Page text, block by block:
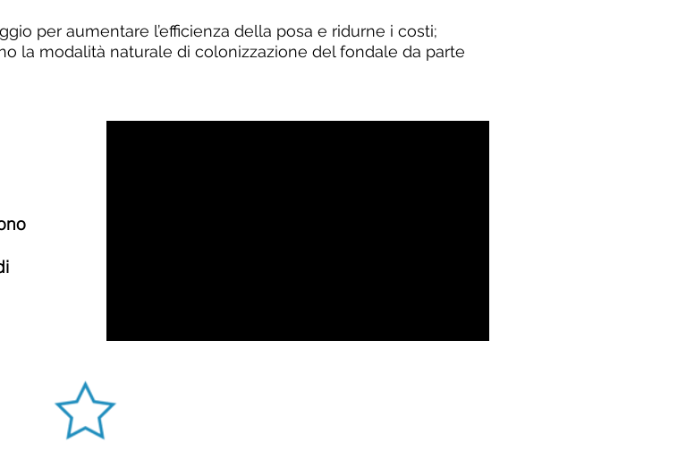
per aumentare l’efficienza della posa e ridurne i costi;
la modalità naturale di colonizzazione del fondale da parte